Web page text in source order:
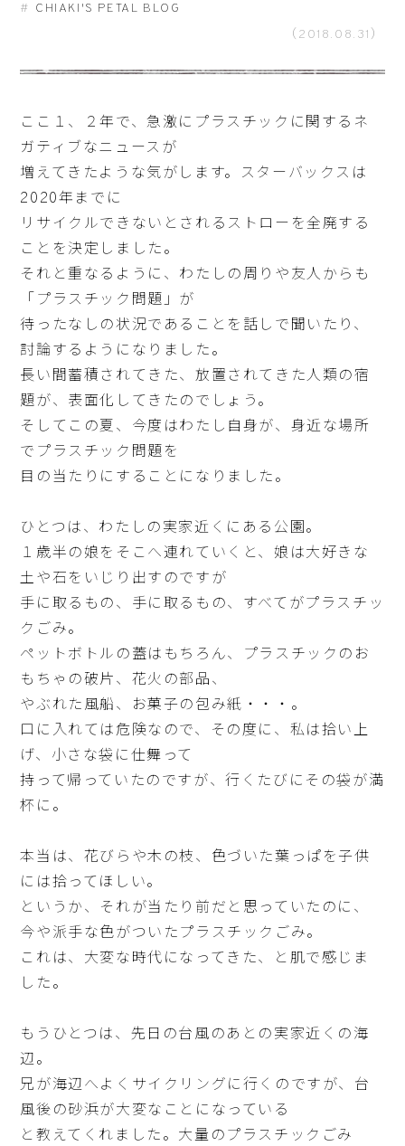
CHIAKI'S PETAL BLOG
（2018.08.31）
ここ１、２年で、急激にプラスチックに関するネ
ガティブなニュースが
増えてきたような気がします。スターバックスは
2020年までに
リサイクルできないとされるストローを全廃する
ことを決定しました。
それと重なるように、わたしの周りや友人からも
「プラスチック問題」が
待ったなしの状況であることを話しで聞いたり、
討論するようになりました。
長い間蓄積されてきた、放置されてきた人類の宿
題が、表面化してきたのでしょう。
そしてこの夏、今度はわたし自身が、身近な場所
でプラスチック問題を
目の当たりにすることになりました。
ひとつは、わたしの実家近くにある公園。
１歳半の娘をそこへ連れていくと、娘は大好きな
土や石をいじり出すのですが
手に取るもの、手に取るもの、すべてがプラスチッ
クごみ。
ペットボトルの蓋はもちろん、プラスチックのお
もちゃの破片、花火の部品、
やぶれた風船、お菓子の包み紙・・・。
口に入れては危険なので、その度に、私は拾い上
げ、小さな袋に仕舞って
持って帰っていたのですが、行くたびにその袋が満
杯に。
本当は、花びらや木の枝、色づいた葉っぱを子供
には拾ってほしい。
というか、それが当たり前だと思っていたのに、
今や派手な色がついたプラスチックごみ。
これは、大変な時代になってきた、と肌で感じま
した。
もうひとつは、先日の台風のあとの実家近くの海
辺。
兄が海辺へよくサイクリングに行くのですが、台
風後の砂浜が大変なことになっている
と教えてくれました。大量のプラスチックごみ